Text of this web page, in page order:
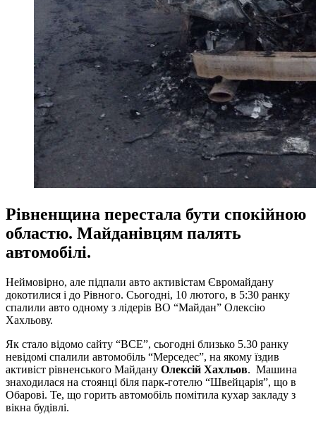
Рівненщина перестала бути спокійною
областю. Майданівцям палять
автомобілі.
Неймовірно, але підпали авто активістам Євромайдану
докотилися і до Рівного. Сьогодні, 10 лютого, в 5:30 ранку
спалили авто одному з лідерів ВО “Майдан” Олексію
Хахльову.
Як стало відомо сайту “ВСЕ”, сьогодні близько 5.30 ранку
невідомі спалили автомобіль “Мерседес”, на якому їздив
активіст рівненського Майдану Олексій Хахльов. Машина
знаходилася на стоянці біля парк-готелю “Швейцарія”, що в
Обарові. Те, що горить автомобіль помітила кухар закладу з
вікна будівлі.